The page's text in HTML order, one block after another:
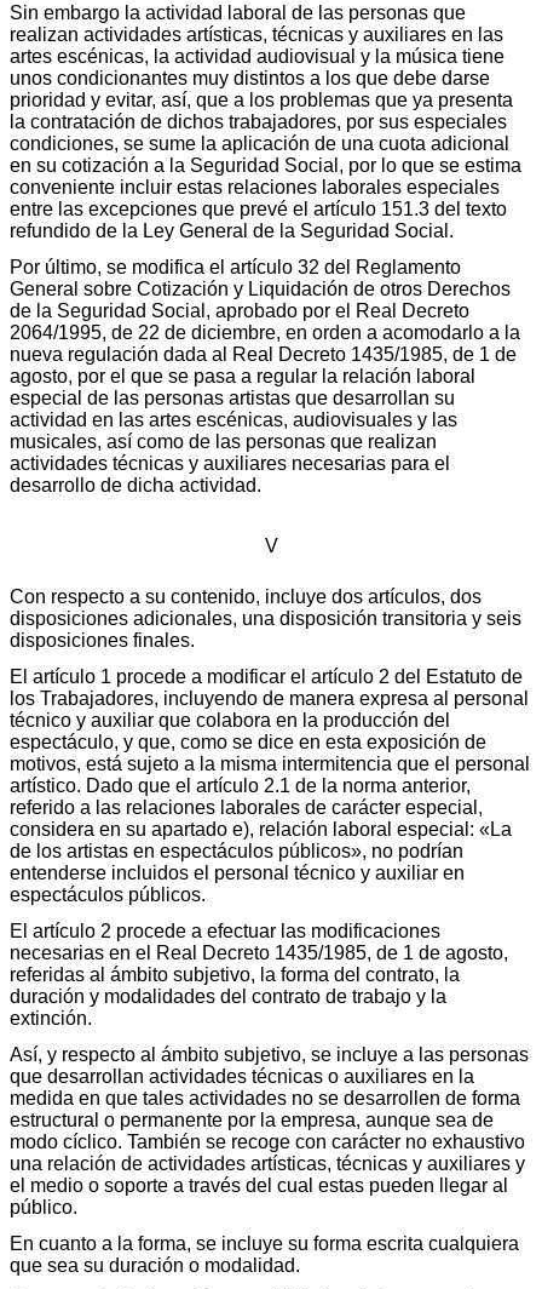
Sin embargo la actividad laboral de las personas que
realizan actividades artísticas, técnicas y auxiliares en las
artes escénicas, la actividad audiovisual y la música tiene
unos condicionantes muy distintos a los que debe darse
prioridad y evitar, así, que a los problemas que ya presenta
la contratación de dichos trabajadores, por sus especiales
condiciones, se sume la aplicación de una cuota adicional
en su cotización a la Seguridad Social, por lo que se estima
conveniente incluir estas relaciones laborales especiales
entre las excepciones que prevé el artículo 151.3 del texto
refundido de la Ley General de la Seguridad Social.
Por último, se modifica el artículo 32 del Reglamento
General sobre Cotización y Liquidación de otros Derechos
de la Seguridad Social, aprobado por el Real Decreto
2064/1995, de 22 de diciembre, en orden a acomodarlo a la
nueva regulación dada al Real Decreto 1435/1985, de 1 de
agosto, por el que se pasa a regular la relación laboral
especial de las personas artistas que desarrollan su
actividad en las artes escénicas, audiovisuales y las
musicales, así como de las personas que realizan
actividades técnicas y auxiliares necesarias para el
desarrollo de dicha actividad.
V
Con respecto a su contenido, incluye dos artículos, dos
disposiciones adicionales, una disposición transitoria y seis
disposiciones finales.
El artículo 1 procede a modificar el artículo 2 del Estatuto de
los Trabajadores, incluyendo de manera expresa al personal
técnico y auxiliar que colabora en la producción del
espectáculo, y que, como se dice en esta exposición de
motivos, está sujeto a la misma intermitencia que el personal
artístico. Dado que el artículo 2.1 de la norma anterior,
referido a las relaciones laborales de carácter especial,
considera en su apartado e), relación laboral especial: «La
de los artistas en espectáculos públicos», no podrían
entenderse incluidos el personal técnico y auxiliar en
espectáculos públicos.
El artículo 2 procede a efectuar las modificaciones
necesarias en el Real Decreto 1435/1985, de 1 de agosto,
referidas al ámbito subjetivo, la forma del contrato, la
duración y modalidades del contrato de trabajo y la
extinción.
Así, y respecto al ámbito subjetivo, se incluye a las personas
que desarrollan actividades técnicas o auxiliares en la
medida en que tales actividades no se desarrollen de forma
estructural o permanente por la empresa, aunque sea de
modo cíclico. También se recoge con carácter no exhaustivo
una relación de actividades artísticas, técnicas y auxiliares y
el medio o soporte a través del cual estas pueden llegar al
público.
En cuanto a la forma, se incluye su forma escrita cualquiera
que sea su duración o modalidad.